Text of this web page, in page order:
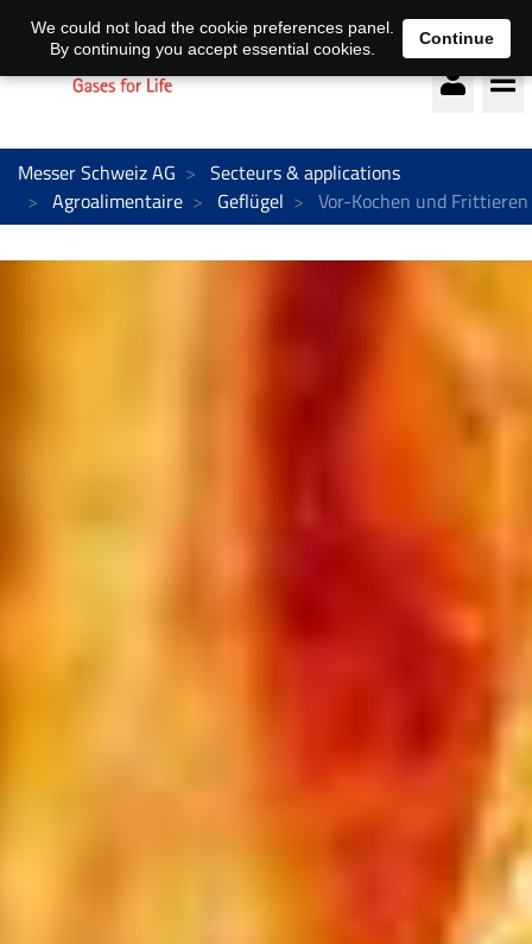
Deutsch français
Messer Schweiz AG
Secteurs & applications
Agroalimentaire
Geflügel Vor-Kochen und Frittieren
We could not load the cookie preferences panel.
By continuing you accept essential cookies.
Continue